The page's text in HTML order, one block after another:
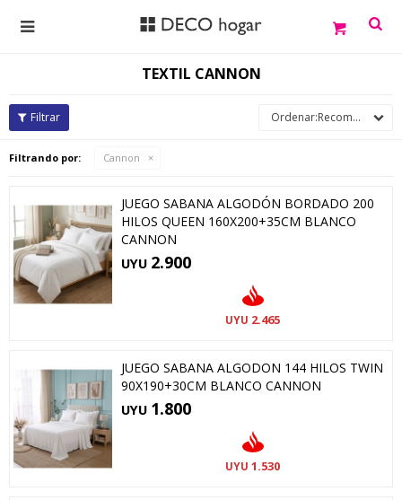

TEXTIL CANNON
Recomendados
Filtrando por: Cannon
JUEGO SABANA ALGODÓN BORDADO 200
HILOS QUEEN 160X200+35CM BLANCO
CANNON
UYU 2.900
UYU 2.465
JUEGO SABANA ALGODON 144 HILOS TWIN
90X190+30CM BLANCO CANNON
UYU 1.800
UYU 1.530